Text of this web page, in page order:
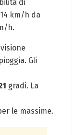
di
km/h da
h.
Gli
gradi. La
le massime.